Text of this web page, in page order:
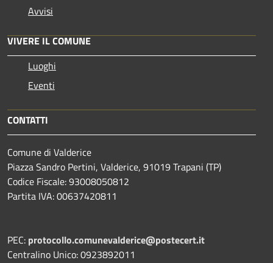
Avvisi
VIVERE IL COMUNE
Luoghi
Eventi
CONTATTI
Comune di Valderice
Piazza Sandro Pertini, Valderice, 91019 Trapani (TP)
Codice Fiscale: 93008050812
Partita IVA: 00637420811
PEC: protocollo.comunevalderice@postecert.it
Centralino Unico: 0923892011